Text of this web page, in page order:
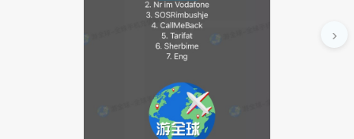
›